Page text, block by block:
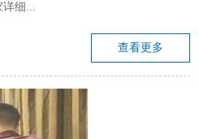
详细...
查看更多